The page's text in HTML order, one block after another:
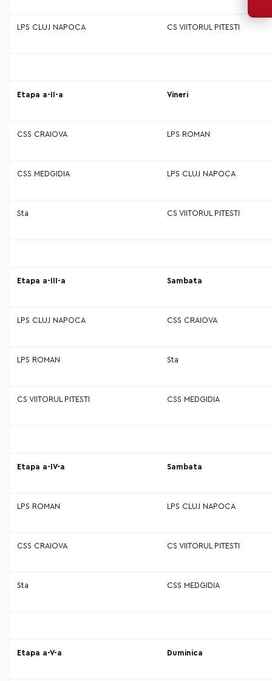
LPS CLUJ NAPOCA CS VIITORUL PITESTI
Etapa a-II-a Vineri
CSS CRAIOVA LPS ROMAN
CSS MEDGIDIA LPS CLUJ NAPOCA
Sta CS VIITORUL PITESTI
Etapa a-III-a Sambata
LPS CLUJ NAPOCA CSS CRAIOVA
LPS ROMAN Sta
CS VIITORUL PITESTI CSS MEDGIDIA
Etapa a-IV-a Sambata
LPS ROMAN LPS CLUJ NAPOCA
CSS CRAIOVA CS VIITORUL PITESTI
Sta CSS MEDGIDIA
Etapa a-V-a Duminica